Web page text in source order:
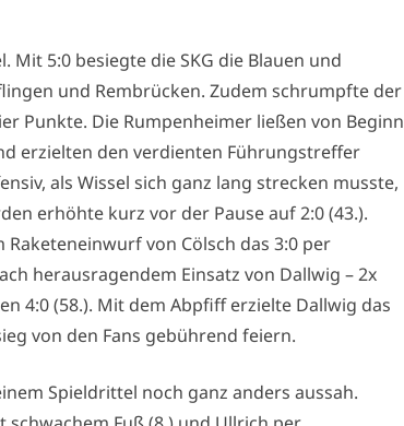
5:0 besiegte die SKG die Blauen und
und Rembrücken. Zudem schrumpfte der
Punkte. Die Rumpenheimer ließen von Beginn
erzielten den verdienten Führungstreffer
als Wissel sich ganz lang strecken musste,
erhöhte kurz vor der Pause auf 2:0 (43.).
von Cölsch das 3:0 per
herausragendem Einsatz von Dallwig – 2x
4:0 (58.). Mit dem Abpfiff erzielte Dallwig das
von den Fans gebührend feiern.
Spieldrittel noch ganz anders aussah.